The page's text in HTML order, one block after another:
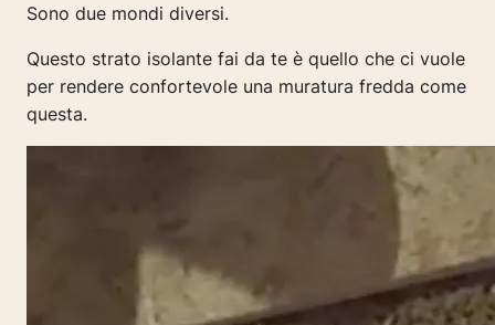
Sono due mondi diversi.
Questo strato isolante fai da te è quello che ci vuole
per rendere confortevole una muratura fredda come
questa.